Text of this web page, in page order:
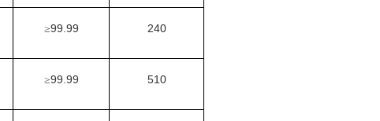
≥99.99 240
≥99.99 510